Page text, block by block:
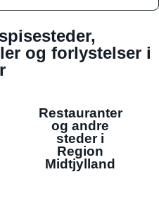
og forlystelser i
Restauranter
og andre
steder i
Region
Midtjylland